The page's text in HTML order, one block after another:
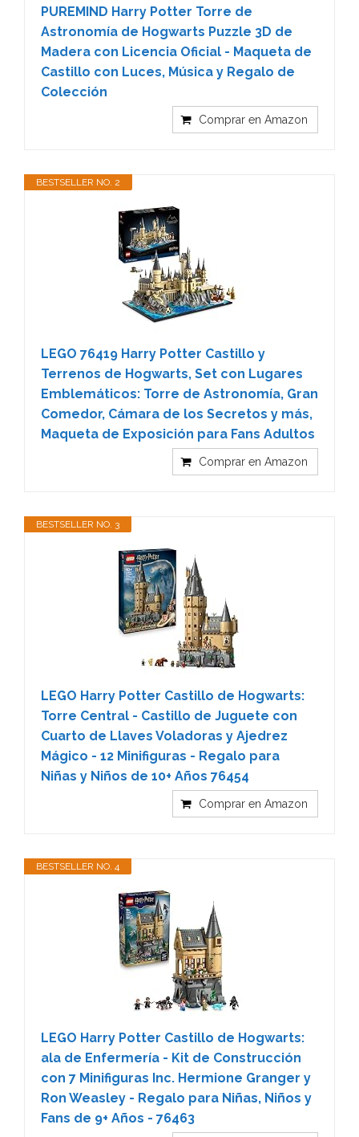
PUREMIND Harry Potter Torre de
Astronomía de Hogwarts Puzzle 3D de
Madera con Licencia Oficial - Maqueta de
Castillo con Luces, Música y Regalo de
Colección
Comprar en Amazon
BESTSELLER NO. 2
LEGO 76419 Harry Potter Castillo y
Terrenos de Hogwarts, Set con Lugares
Emblemáticos: Torre de Astronomía, Gran
Comedor, Cámara de los Secretos y más,
Maqueta de Exposición para Fans Adultos
Comprar en Amazon
BESTSELLER NO. 3
LEGO Harry Potter Castillo de Hogwarts:
Torre Central - Castillo de Juguete con
Cuarto de Llaves Voladoras y Ajedrez
Mágico - 12 Minifiguras - Regalo para
Niñas y Niños de 10+ Años 76454
Comprar en Amazon
BESTSELLER NO. 4
LEGO Harry Potter Castillo de Hogwarts:
ala de Enfermería - Kit de Construcción
con 7 Minifiguras Inc. Hermione Granger y
Ron Weasley - Regalo para Niñas, Niños y
Fans de 9+ Años - 76463